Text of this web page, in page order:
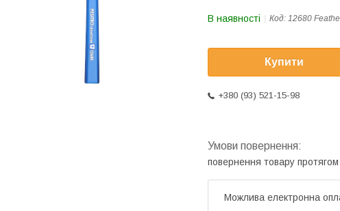
В наявності Код: 12680
Купити
+380 (93) 521-15-98
повернення товару протягом